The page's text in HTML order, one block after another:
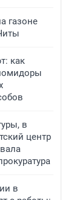
газоне
как
в
центр
в